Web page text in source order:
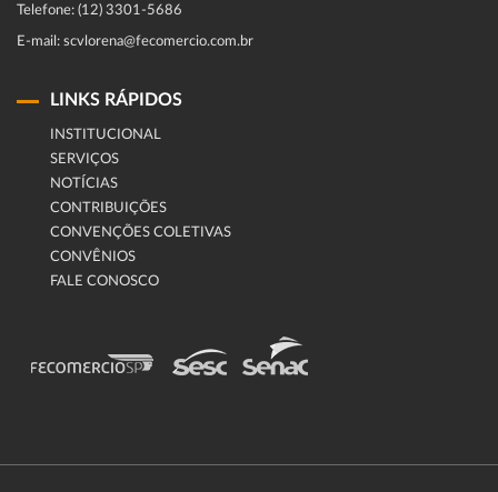
Telefone: (12) 3301-5686
E-mail: scvlorena@fecomercio.com.br
LINKS RÁPIDOS
INSTITUCIONAL
SERVIÇOS
NOTÍCIAS
CONTRIBUIÇÕES
CONVENÇÕES COLETIVAS
CONVÊNIOS
FALE CONOSCO